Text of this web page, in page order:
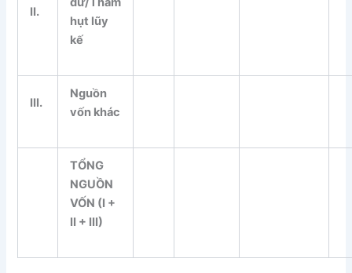
II.
hụt lũy
kế
III.
Nguồn
vốn khác
TỔNG
NGUỒN
VỐN (I +
II + III)